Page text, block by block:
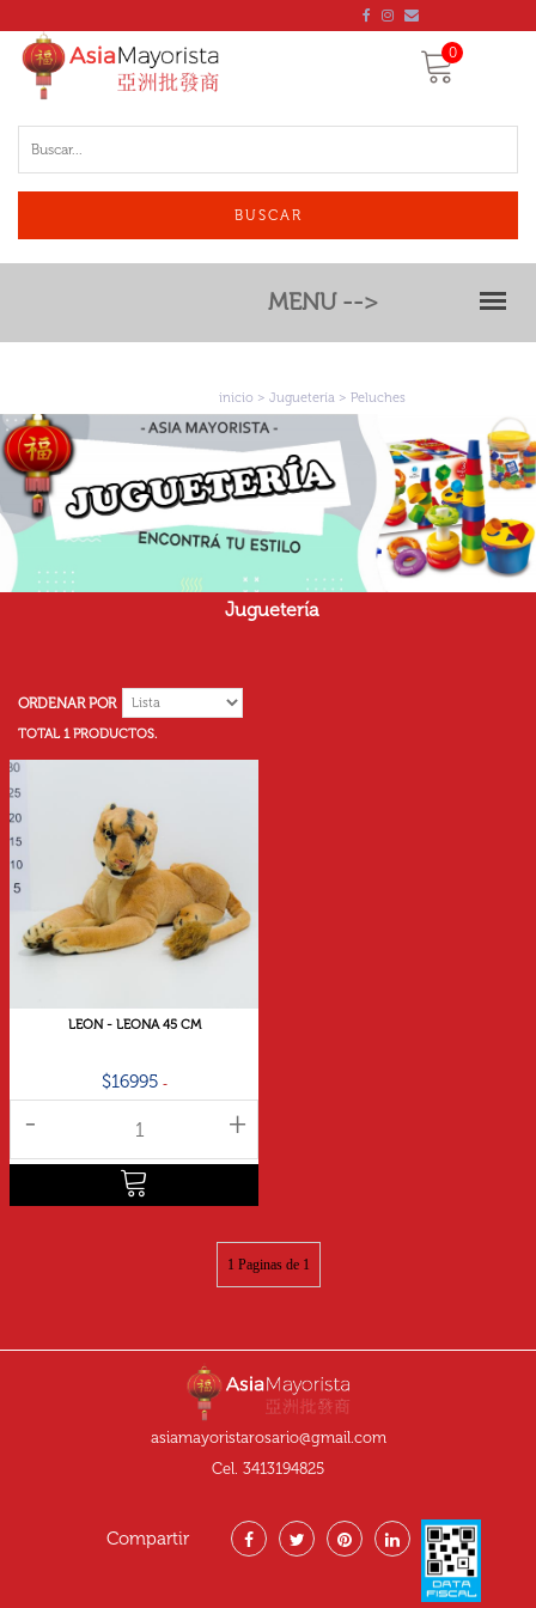
0
BUSCAR
MENU -->
inicio > Juguetería > Peluches
Juguetería
ORDENAR POR
TOTAL 1 PRODUCTOS.
LEÓN - LEONA 45 CM
$16995
- +
1 Paginas de 1
asiamayoristarosario@gmail.com
Cel. 3413194825
Compartir